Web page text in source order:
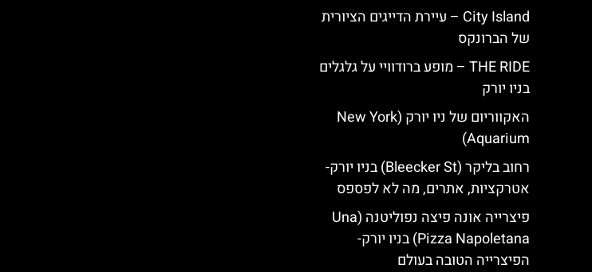
City Island – עיירת הדייגים הציורית
של הברונקס
THE RIDE – מופע ברודוויי על גלגלים
בניו יורק
האקווריום של ניו יורק (New York
Aquarium)
רחוב בליקר (Bleecker St) בניו יורק-
אטרקציות, אתרים, מה לא לפספס
פיצרייה אונה פיצה נפוליטנה (Una
Pizza Napoletana) בניו יורק-
הפיצרייה הטובה בעולם